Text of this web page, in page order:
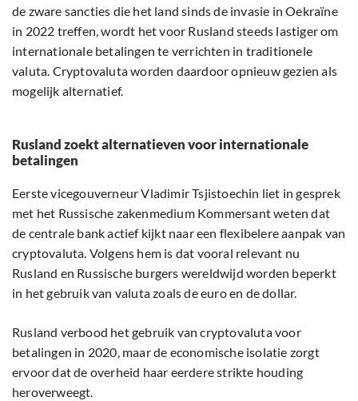
de zware sancties die het land sinds de invasie in Oekraïne
in 2022 treffen, wordt het voor Rusland steeds lastiger om
internationale betalingen te verrichten in traditionele
valuta. Cryptovaluta worden daardoor opnieuw gezien als
mogelijk alternatief.
Rusland zoekt alternatieven voor internationale
betalingen
Eerste vicegouverneur Vladimir Tsjistoechin liet in gesprek
met het Russische zakenmedium Kommersant weten dat
de centrale bank actief kijkt naar een flexibelere aanpak van
cryptovaluta. Volgens hem is dat vooral relevant nu
Rusland en Russische burgers wereldwijd worden beperkt
in het gebruik van valuta zoals de euro en de dollar.
Rusland verbood het gebruik van cryptovaluta voor
betalingen in 2020, maar de economische isolatie zorgt
ervoor dat de overheid haar eerdere strikte houding
heroverweegt.